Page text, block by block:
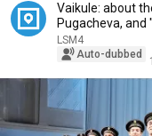
Vaikule: about
Pugacheva,
LSM4
Auto-dubbed